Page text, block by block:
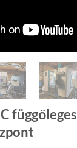
függőleges